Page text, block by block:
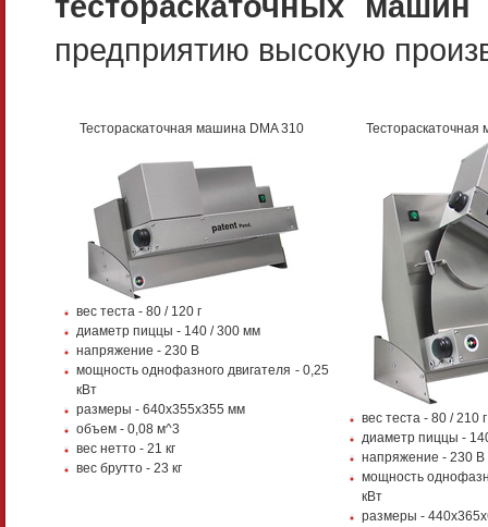
предприятию высокую
Тестораскаточная машина DMA 310
вес теста - 80 / 120 г
диаметр пиццы - 140 / 300 мм
напряжение - 230 В
мощность однофазного двигателя - 0,25
кВт
размеры - 640х355х355 мм
объем - 0,08 м^3
вес нетто - 21 кг
вес брутто - 23 кг
вес теста - 80 / 210 г
диаметр пиццы -
напряжение - 230 В
мощность
кВт
размеры -